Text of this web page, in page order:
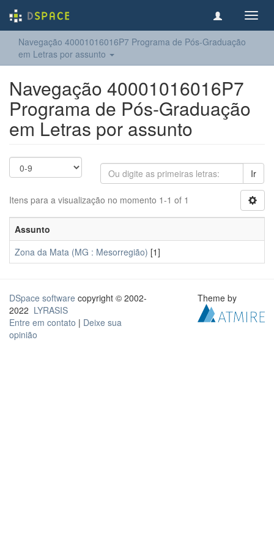
Navegação 40001016016P7 Programa de Pós-Graduação
em Letras por assunto
Navegação 40001016016P7
Programa de Pós-Graduação
em Letras por assunto
Ir
Itens para a visualização no momento 1-1 of 1
Assunto
Zona da Mata (MG : Mesorregião) [1]
DSpace software copyright © 2002-
2022 LYRASIS
Entre em contato | Deixe sua
opinião
Theme by